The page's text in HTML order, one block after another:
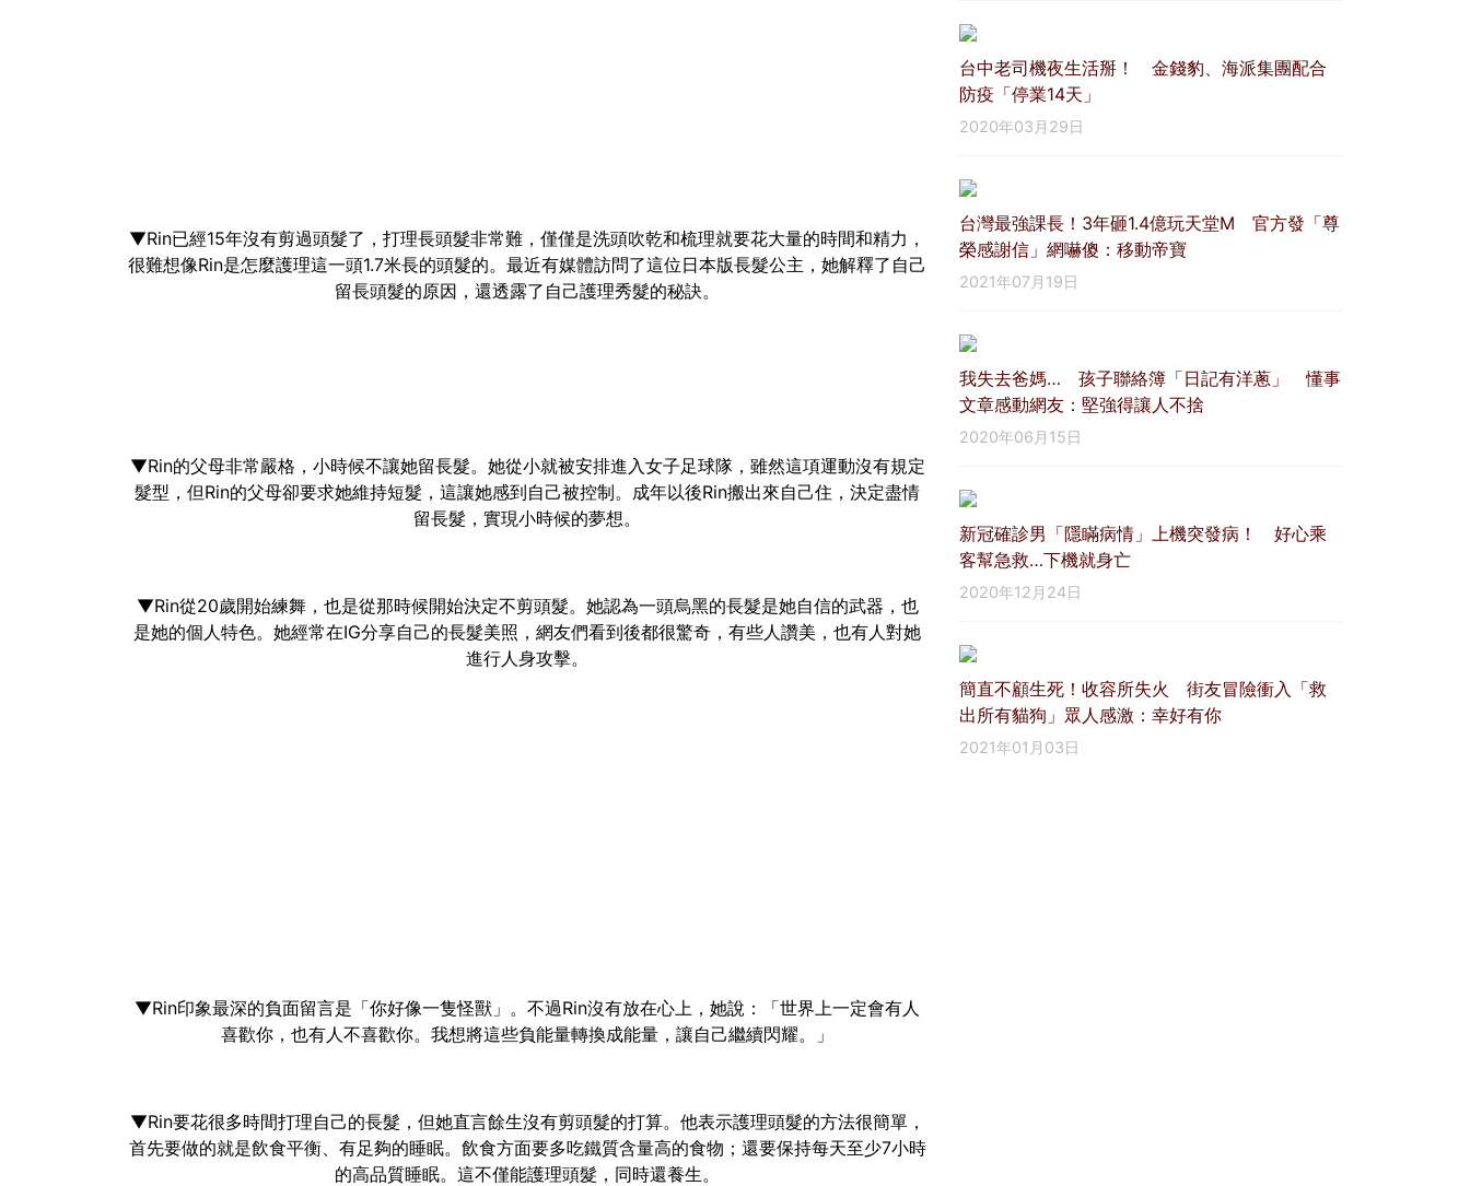
▼Rin已經15年沒有剪過頭髮了，打理長頭髮非常難，僅僅是洗頭吹乾和梳理就要花大量的時間和精力，
很難想像Rin是怎麼護理這一頭1.7米長的頭髮的。最近有媒體訪問了這位日本版長髮公主，她解釋了自己
留長頭髮的原因，還透露了自己護理秀髮的秘訣。
▼Rin的父母非常嚴格，小時候不讓她留長髮。她從小就被安排進入女子足球隊，雖然這項運動沒有規定
髮型，但Rin的父母卻要求她維持短髮，這讓她感到自己被控制。成年以後Rin搬出來自己住，決定盡情
留長髮，實現小時候的夢想。
▼Rin從20歲開始練舞，也是從那時候開始決定不剪頭髮。她認為一頭烏黑的長髮是她自信的武器，也
是她的個人特色。她經常在IG分享自己的長髮美照，網友們看到後都很驚奇，有些人讚美，也有人對她
進行人身攻擊。
▼Rin印象最深的負面留言是「你好像一隻怪獸」。不過Rin沒有放在心上，她說：「世界上一定會有人
喜歡你，也有人不喜歡你。我想將這些負能量轉換成能量，讓自己繼續閃耀。」
▼Rin要花很多時間打理自己的長髮，但她直言餘生沒有剪頭髮的打算。他表示護理頭髮的方法很簡單，
首先要做的就是飲食平衡、有足夠的睡眠。飲食方面要多吃鐵質含量高的食物；還要保持每天至少7小時
的高品質睡眠。這不僅能護理頭髮，同時還養生。
台中老司機夜生活掰！ 金錢豹、海派集團配合
防疫「停業14天」
2020年03月29日
台灣最強課長！3年砸1.4億玩天堂M 官方發「尊
榮感謝信」網嚇傻：移動帝寶
2021年07月19日
我失去爸媽… 孩子聯絡簿「日記有洋蔥」 懂事
文章感動網友：堅強得讓人不捨
2020年06月15日
新冠確診男「隱瞞病情」上機突發病！ 好心乘
客幫急救…下機就身亡
2020年12月24日
簡直不顧生死！收容所失火 街友冒險衝入「救
出所有貓狗」眾人感激：幸好有你
2021年01月03日